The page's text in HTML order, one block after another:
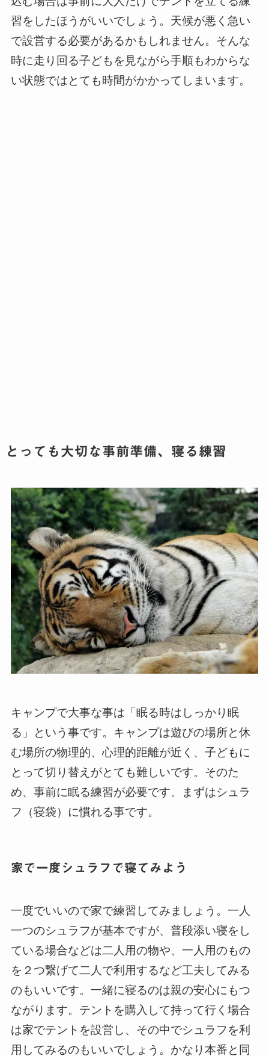
習をしたほうがいいでしょう。天候が悪く急い
で設営する必要があるかもしれません。そんな
時に走り回る子どもを見ながら手順もわからな
い状態ではとても時間がかかってしまいます。
とっても大切な事前準備、寝る練習
キャンプで大事な事は「眠る時はしっかり眠
る」という事です。キャンプは遊びの場所と休
む場所の物理的、心理的距離が近く、子どもに
とって切り替えがとても難しいです。そのた
め、事前に眠る練習が必要です。まずはシュラ
フ（寝袋）に慣れる事です。
家で一度シュラフで寝てみよう
一度でいいので家で練習してみましょう。一人
一つのシュラフが基本ですが、普段添い寝をし
ている場合などは二人用の物や、一人用のもの
を２つ繋げて二人で利用するなど工夫してみる
のもいいです。一緒に寝るのは親の安心にもつ
ながります。テントを購入して持って行く場合
は家でテントを設営し、その中でシュラフを利
用してみるのもいいでしょう。かなり本番と同